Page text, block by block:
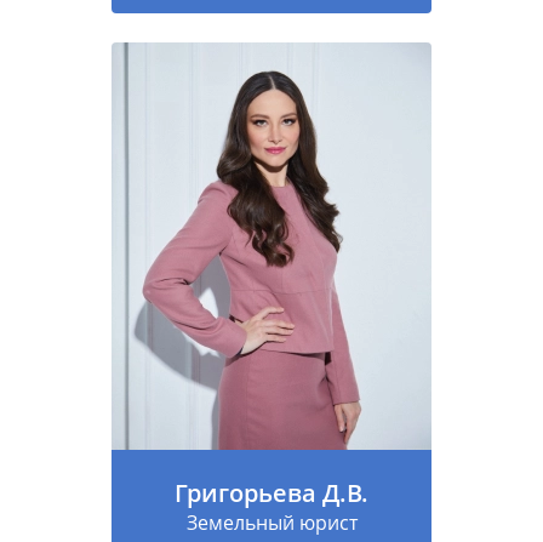
Григорьева Д.В.
Земельный юрист